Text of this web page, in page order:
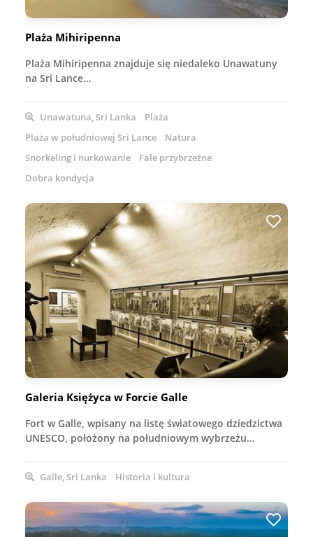
Plaża Mihiripenna
Plaża Mihiripenna znajduje się niedaleko Unawatuny
na Sri Lance…
Unawatuna, Sri Lanka
Plaża
Plaża w południowej Sri Lance
Natura
Snorkeling i nurkowanie
Fale przybrzeżne
Dobra kondycja
Galeria Księżyca w Forcie Galle
Fort w Galle, wpisany na listę światowego dziedzictwa
UNESCO, położony na południowym wybrzeżu…
Galle, Sri Lanka Historia i kultura